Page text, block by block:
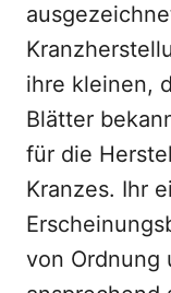
ihre kleinen,
Blätter
für die
Kranzes. Ihr
von Ordnung